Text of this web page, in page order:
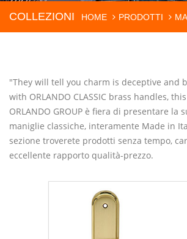
COLLEZIONI HOME PRODOTTI
"They will tell you charm is deceptive and
with ORLANDO CLASSIC brass handles,
ORLANDO GROUP è fiera di presentare la
maniglie classiche, interamente Made in
sezione troverete prodotti senza tempo,
eccellente rapporto qualità-prezzo.